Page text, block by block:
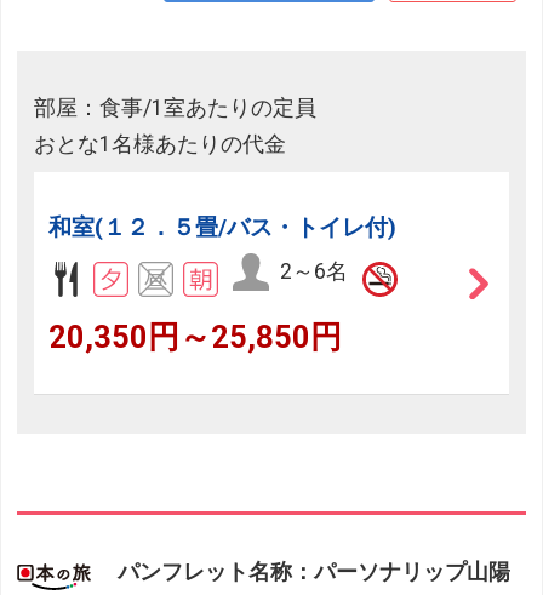
部屋：食事/1室あたりの定員
おとな1名様あたりの代金
和室(１２．５畳/バス・トイレ付)
2～6名
20,350円～25,850円
パンフレット名称：パーソナリップ山陽